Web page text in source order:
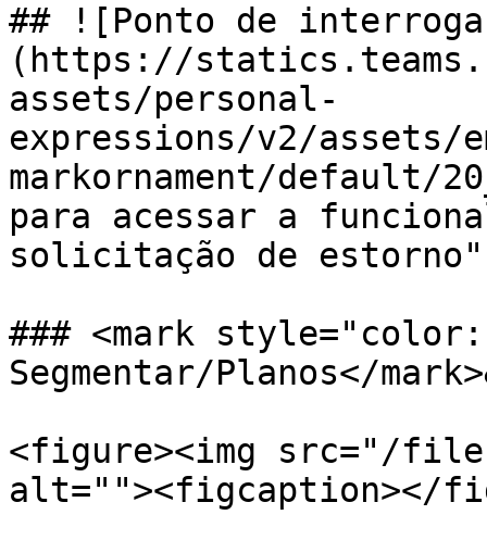
## ![Ponto de
(https://
assets/personal-
expressions/v2/assets/
markornament/default/
para acessar a
solicitação de
### <mark
Segmentar/Planos</
<figure><img src="/files/
alt=""><figcaption></